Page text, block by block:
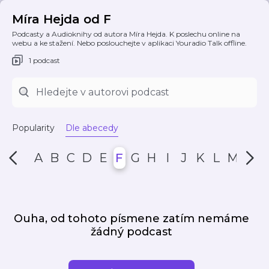
Míra Hejda od F
Podcasty a Audioknihy od autora Míra Hejda. K poslechu online na
webu a ke stažení. Nebo poslouchejte v aplikaci Youradio Talk offline.
1 podcast
Popularity Dle abecedy
A B C D E F G H I J K L M N
Ouha, od tohoto písmene zatím nemáme
žádný podcast